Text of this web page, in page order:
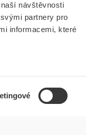
návštěvnosti
partnery pro
informacemi, které